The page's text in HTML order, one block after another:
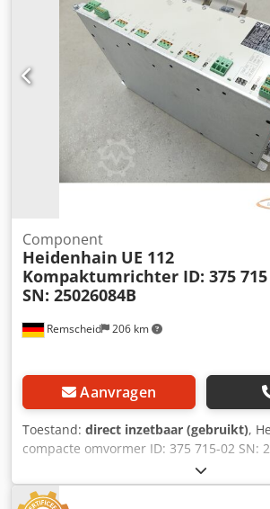
gestuurd - Profieltrekker boven/onder
koppen - Vlaktrekker FA10 boven/onder
tastrollen) - Polijstaggregaat boven/onder
23 powerTouch - woodCommander 5 -
opening" - Kantenvolgbeheersysteem
Remscheid 206 km
Component
Heidenhain UE 112
Kompaktumrichter ID: 375 715
SN: 25026084B
Aanvragen
Toestand: direct inzetbaar (gebruikt),
compacte omvormer ID: 375 715-02 SN:
gebruikt, in goede staat, 100%
volgens foto's. Codpfxsy Srpbs Apdorf